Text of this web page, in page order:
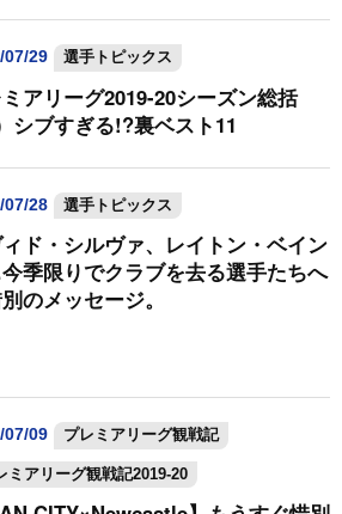
07/29 選手トピックス
アリーグ2019-20シーズン総括
シブすぎる!?裏ベスト11
07/28 選手トピックス
ド・シルヴァ、レイトン・ベイン
季限りでクラブを去る選手たちへ
のメッセージ。
07/09 プレミアリーグ観戦記
ミアリーグ観戦記2019-20